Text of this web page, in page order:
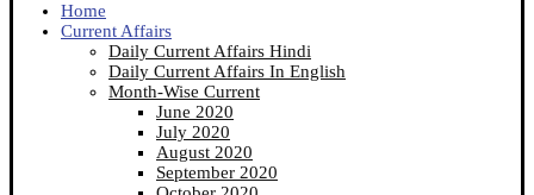
Home
Current Affairs
Daily Current Affairs Hindi
Daily Current Affairs In English
Month-Wise Current
June 2020
July 2020
August 2020
September 2020